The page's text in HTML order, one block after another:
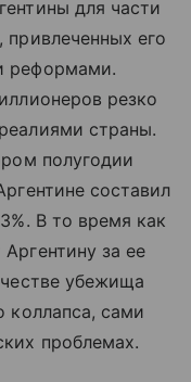
для части
его
реформами.
резко
страны.
полугодии
составил
В то время как
за ее
убежища
коллапса, сами
проблемах.